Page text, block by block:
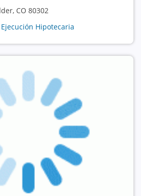
CO 80302
Hipotecaria